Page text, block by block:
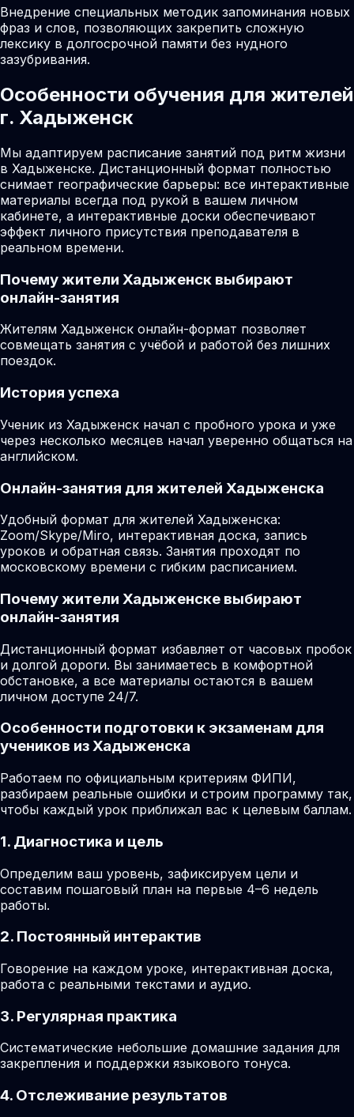
Внедрение специальных методик запоминания новых
фраз и слов, позволяющих закрепить сложную
лексику в долгосрочной памяти без нудного
зазубривания.
Особенности обучения для жителей
г. Хадыженск
Мы адаптируем расписание занятий под ритм жизни
в Хадыженске. Дистанционный формат полностью
снимает географические барьеры: все интерактивные
материалы всегда под рукой в вашем личном
кабинете, а интерактивные доски обеспечивают
эффект личного присутствия преподавателя в
реальном времени.
Почему жители Хадыженск выбирают
онлайн-занятия
Жителям Хадыженск онлайн-формат позволяет
совмещать занятия с учёбой и работой без лишних
поездок.
История успеха
Ученик из Хадыженск начал с пробного урока и уже
через несколько месяцев начал уверенно общаться на
английском.
Онлайн-занятия для жителей Хадыженска
Удобный формат для жителей Хадыженска:
Zoom/Skype/Miro, интерактивная доска, запись
уроков и обратная связь. Занятия проходят по
московскому времени с гибким расписанием.
Почему жители Хадыженске выбирают
онлайн-занятия
Дистанционный формат избавляет от часовых пробок
и долгой дороги. Вы занимаетесь в комфортной
обстановке, а все материалы остаются в вашем
личном доступе 24/7.
Особенности подготовки к экзаменам для
учеников из Хадыженска
Работаем по официальным критериям ФИПИ,
разбираем реальные ошибки и строим программу так,
чтобы каждый урок приближал вас к целевым баллам.
1. Диагностика и цель
Определим ваш уровень, зафиксируем цели и
составим пошаговый план на первые 4–6 недель
работы.
2. Постоянный интерактив
Говорение на каждом уроке, интерактивная доска,
работа с реальными текстами и аудио.
3. Регулярная практика
Систематические небольшие домашние задания для
закрепления и поддержки языкового тонуса.
4. Отслеживание результатов